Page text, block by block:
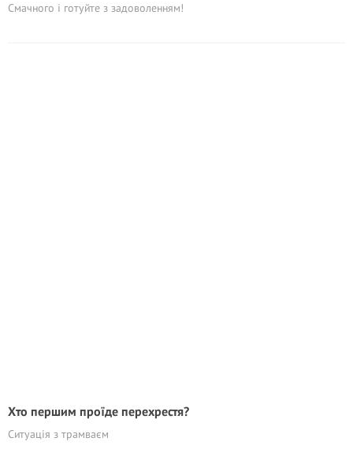
Смачного і готуйте з задоволенням!
Хто першим проїде перехрестя?
Ситуація з трамваєм